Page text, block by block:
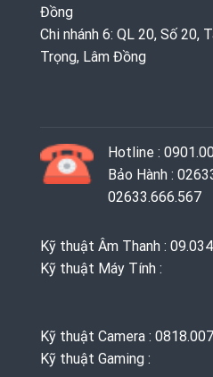
Đồng
Chi nhánh 6: QL 20, Số 20,
Trọng, Lâm Đồng
Hotline :
Bảo Hành :
02633.666.567
Kỹ thuật Âm Thanh :
Kỹ thuật Máy Tính :
Kỹ thuật Camera :
Kỹ thuật Gaming ‭: ‬